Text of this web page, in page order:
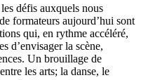
défis auxquels nous
formateurs aujourd’hui sont
qui, en rythme accéléré,
d’envisager la scène,
Un brouillage de
les arts; la danse, le